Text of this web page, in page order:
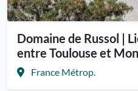
Domaine de Russol |
entre Toulouse et
France Métrop.